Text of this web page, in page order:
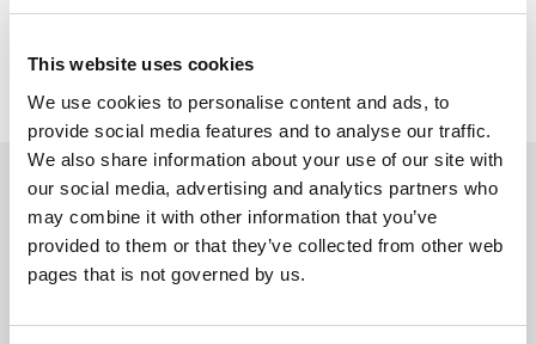
This website uses cookies
We use cookies to personalise content and ads, to
provide social media features and to analyse our traffic.
We also share information about your use of our site with
our social media, advertising and analytics partners who
may combine it with other information that you’ve
provided to them or that they’ve collected from other web
pages that is not governed by us.
FOLLOW US